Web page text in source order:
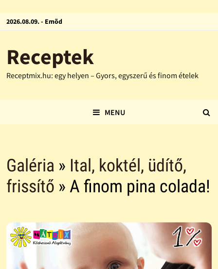
2026.08.09. - Emõd
Receptek
Receptmix.hu: egy helyen – Gyors, egyszerű és finom ételek
MENU
Galéria » Ital, koktél, üdítő,
frissítő » A finom pina colada!